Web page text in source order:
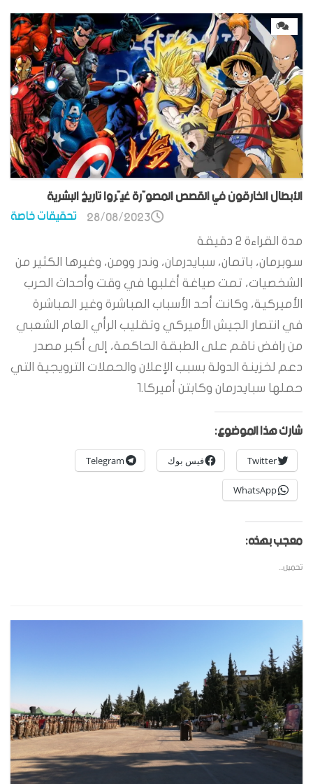
0
الأبطال الخارقون في القصص المصوّرة غيّروا تاريخ البشرية
تحقيقات خاصة 28/08/2023
مدة القراءة 2 دقيقة
سوبرمان، باتمان، سبايدرمان، وندر وومن، وغيرها الكثير من
الشخصيات، تمت صياغة أغلبها في وقت وأحداث الحرب
الأميركية، وكانت أحد الأسباب المباشرة وغير المباشرة
في انتصار الجيش الأميركي وتقليب الرأي العام الشعبي
من رافض ناقم على الطبقة الحاكمة، إلى أكبر مصدر
دعم لخزينة الدولة بسبب الإعلان والحملات الترويجية التي
حملها سبايدرمان وكابتن أميركا.1
شارك هذا الموضوع:
Twitter فيس بوك Telegram
WhatsApp
معجب بهذه:
تحميل...